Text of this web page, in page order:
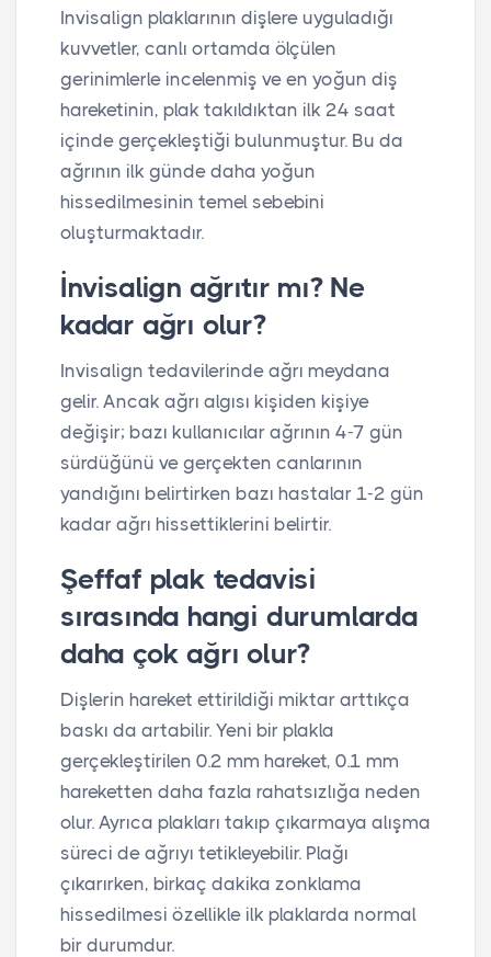
Invisalign plaklarının dişlere uyguladığı
kuvvetler, canlı ortamda ölçülen
gerinimlerle incelenmiş ve en yoğun diş
hareketinin, plak takıldıktan ilk 24 saat
içinde gerçekleştiği bulunmuştur. Bu da
ağrının ilk günde daha yoğun
hissedilmesinin temel sebebini
oluşturmaktadır.
İnvisalign ağrıtır mı? Ne
kadar ağrı olur?
Invisalign tedavilerinde ağrı meydana
gelir. Ancak ağrı algısı kişiden kişiye
değişir; bazı kullanıcılar ağrının 4-7 gün
sürdüğünü ve gerçekten canlarının
yandığını belirtirken bazı hastalar 1-2 gün
kadar ağrı hissettiklerini belirtir.
Şeffaf plak tedavisi
sırasında hangi durumlarda
daha çok ağrı olur?
Dişlerin hareket ettirildiği miktar arttıkça
baskı da artabilir. Yeni bir plakla
gerçekleştirilen 0.2 mm hareket, 0.1 mm
hareketten daha fazla rahatsızlığa neden
olur. Ayrıca plakları takıp çıkarmaya alışma
süreci de ağrıyı tetikleyebilir. Plağı
çıkarırken, birkaç dakika zonklama
hissedilmesi özellikle ilk plaklarda normal
bir durumdur.